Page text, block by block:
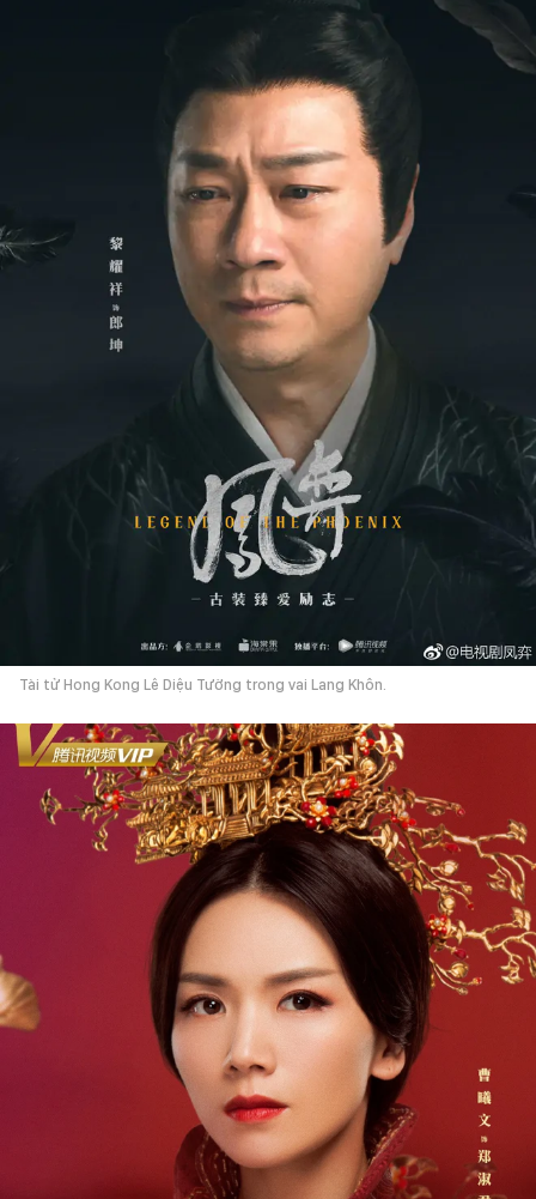
Tài tử Hong Kong Lê Diệu Tường trong vai Lang Khôn.